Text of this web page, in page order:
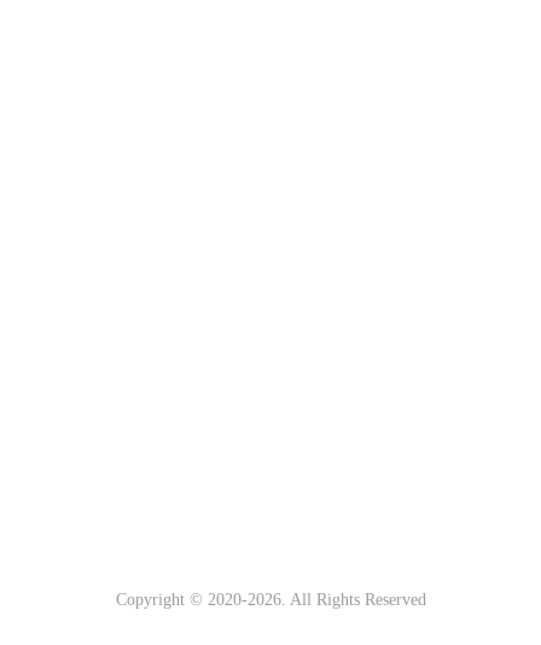
Copyright © 2020-2026. All Rights Reserved